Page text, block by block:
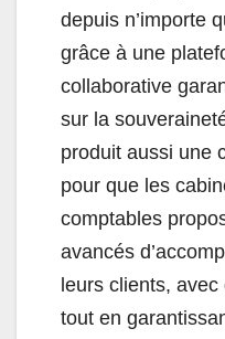
depuis n’importe
grâce à une
collaborative
sur la
produit aussi une
pour que les
comptables
avancés
leurs clients,
tout en